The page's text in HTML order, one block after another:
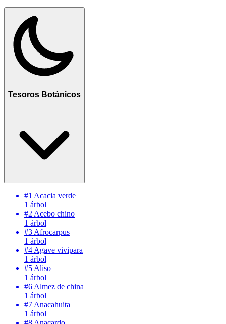
Tesoros Botánicos
#1 Acacia verde
1 árbol
#2 Acebo chino
1 árbol
#3 Afrocarpus
1 árbol
#4 Agave vivipara
1 árbol
#5 Aliso
1 árbol
#6 Almez de china
1 árbol
#7 Anacahuita
1 árbol